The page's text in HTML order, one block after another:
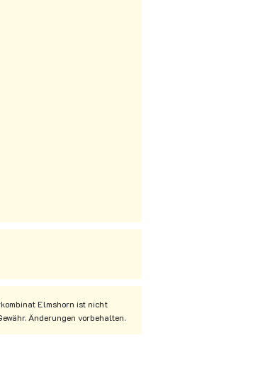
Elmshorn ist nicht
Änderungen vorbehalten.